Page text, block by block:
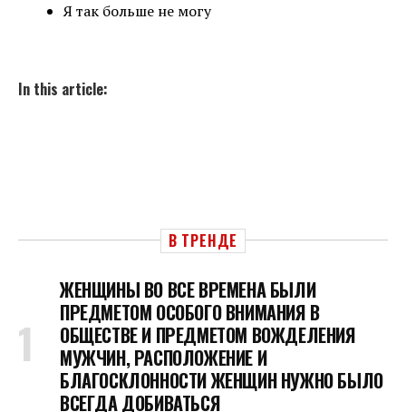
Я так больше не могу
In this article:
В ТРЕНДЕ
ЖЕНЩИНЫ ВО ВСЕ ВРЕМЕНА БЫЛИ
ПРЕДМЕТОМ ОСОБОГО ВНИМАНИЯ В
ОБЩЕСТВЕ И ПРЕДМЕТОМ ВОЖДЕЛЕНИЯ
МУЖЧИН, РАСПОЛОЖЕНИЕ И
БЛАГОСКЛОННОСТИ ЖЕНЩИН НУЖНО БЫЛО
ВСЕГДА ДОБИВАТЬСЯ